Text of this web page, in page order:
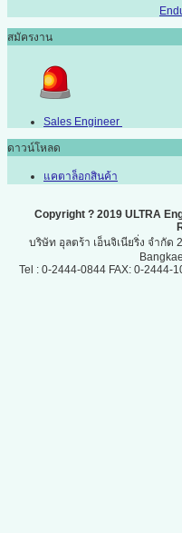
สมัครงาน
Sales Engineer
ดาวน์โหลด
แคตาล็อกสินค้า
Copyright ? 2019 ULTRA
บริษัท อุลตร้า เอ็นจิเนียริ่ง จำกัด
Tel : 0-2444-0844 FAX: 0-2444-